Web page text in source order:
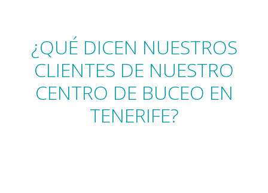
¿QUÉ DICEN NUESTROS
CLIENTES DE NUESTRO
CENTRO DE BUCEO EN
TENERIFE?